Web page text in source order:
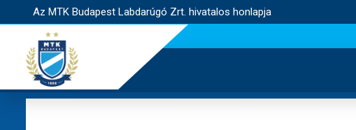
Az MTK Budapest Labdarúgó Zrt. hivatalos honlapja